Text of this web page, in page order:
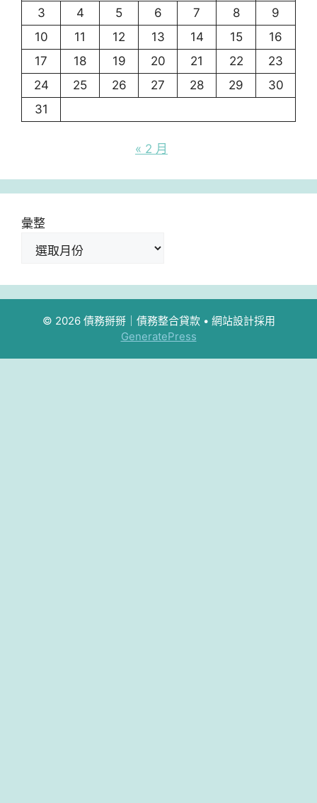
3
4 5 6 7 8
9
10
11 12 13 14 15
16
17
18 19 20 21 22
23
24
25 26 27 28 29
30
31
« 2 月
彙整
© 2026 債務掰掰｜債務整合貸款• 網站設計採用
GeneratePress